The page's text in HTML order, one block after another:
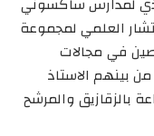
العلمي لمجموعة
في مجالات
بينهم الاستاذ
بالزقازيق والمرشح